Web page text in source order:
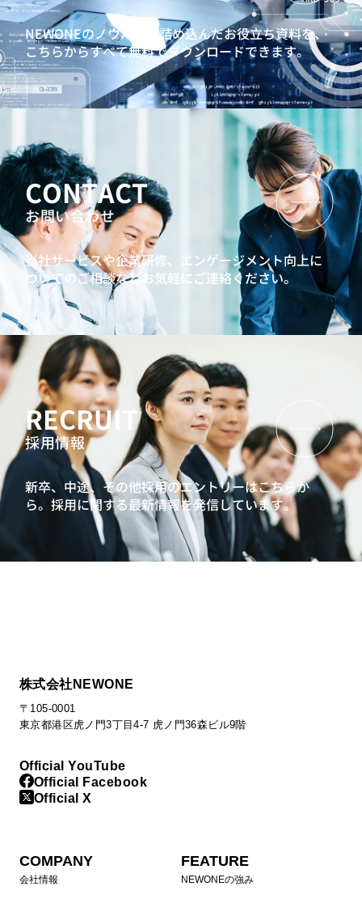
NEWONEのノウハウを詰め込んだお役立ち資料を、
こちらからすべて無料でダウンロードできます。
CONTACT
お問い合わせ
当社サービスや企業研修、エンゲージメント向上に
ついてのご相談などお気軽にご連絡ください。
RECRUIT
採用情報
新卒、中途、その他採用のエントリーはこちらか
ら。採用に関する最新情報を発信しています。
株式会社NEWONE
〒105-0001
東京都港区虎ノ門3丁目4-7 虎ノ門36森ビル9階
Official YouTube
Official Facebook
Official X
COMPANY
会社情報
FEATURE
NEWONEの強み